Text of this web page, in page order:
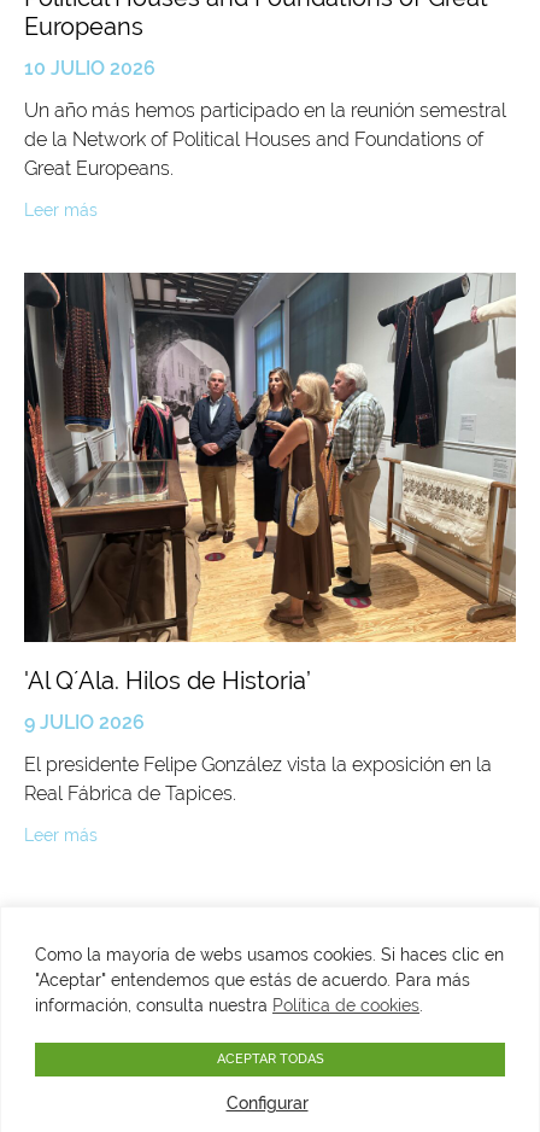
Como la mayoría de webs usamos cookies. Si haces clic en
"Aceptar" entendemos que estás de acuerdo. Para más
información, consulta nuestra Política de cookies
Configurar
ACEPTAR TODAS
Europeans
10 JULIO 2026
Un año más hemos participado en la reunión semestral
de la Network of Political Houses and Foundations of
Great Europeans.
Leer más
'Al Q´Ala. Hilos de Historia’
9 JULIO 2026
El presidente Felipe González vista la exposición en la
Real Fábrica de Tapices.
Leer más
C/ Fuenterrabía, 2. 28014 Madrid
​T. 915134945
Política de privacidad Cookies